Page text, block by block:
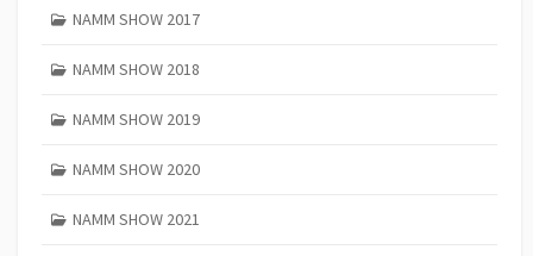
NAMM SHOW 2017
NAMM SHOW 2018
NAMM SHOW 2019
NAMM SHOW 2020
NAMM SHOW 2021